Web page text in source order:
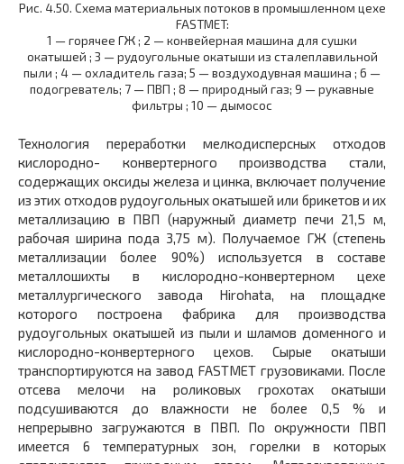
Рис. 4.50. Схема материальных потоков в промышленном цехе
FASTMET:
1 — горячее ГЖ ; 2 — конвейерная машина для сушки
окатышей ; 3 — рудоугольные окатыши из сталеплавильной
пыли ; 4 — охладитель газа; 5 — воздуходувная машина ; 6 —
подогреватель; 7 — ПВП ; 8 — природный газ; 9 — рукавные
фильтры ; 10 — дымосос
Технология переработки мелкодисперсных отходов
кислородно- конвертерного производства стали,
содержащих оксиды железа и цинка, включает получение
из этих отходов рудоугольных окатышей или брикетов и их
металлизацию в ПВП (наружный диаметр печи 21,5 м,
рабочая ширина пода 3,75 м). Получаемое ГЖ (степень
металлизации более 90%) используется в составе
металлошихты в кислородно-конвертерном цехе
металлургического завода Hirohata, на площадке
которого построена фабрика для производства
рудоугольных окатышей из пыли и шламов доменного и
кислородно-конвертерного цехов. Сырые окатыши
транспортируются на завод FASTMET грузовиками. После
отсева мелочи на роликовых грохотах окатыши
подсушиваются до влажности не более 0,5 % и
непрерывно загружаются в ПВП. По окружности ПВП
имеется 6 температурных зон, горелки в которых